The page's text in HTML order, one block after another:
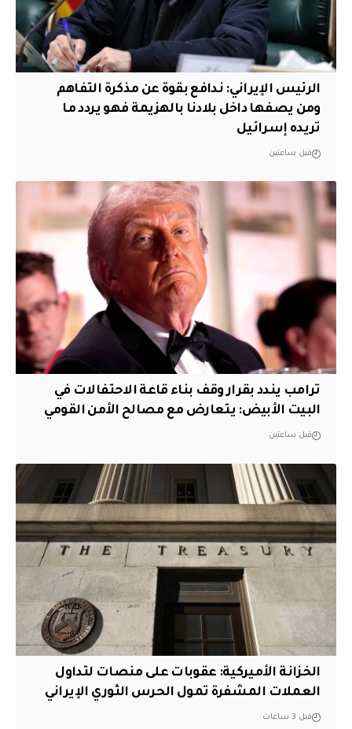
الرئيس الإيراني: ندافع بقوة عن مذكرة التفاهم
ومن يصفها داخل بلادنا بالهزيمة فهو يردد ما
تريده إسرائيل
قبل ساعتين
ترامب يندد بقرار وقف بناء قاعة الاحتفالات في
البيت الأبيض: يتعارض مع مصالح الأمن القومي
قبل ساعتين
الخزانة الأميركية: عقوبات على منصات لتداول
العملات المشفرة تمول الحرس الثوري الإيراني
قبل 3 ساعات